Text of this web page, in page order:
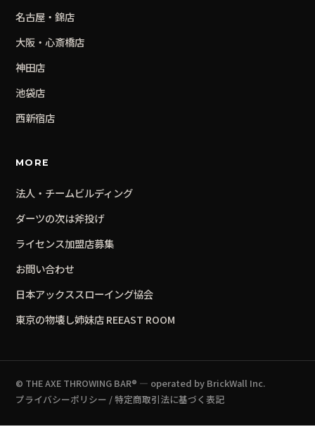
名古屋・錦店
大阪・心斎橋店
神田店
池袋店
西新宿店
MORE
法人・チームビルディング
ダーツの次は斧投げ
ライセンス加盟店募集
お問い合わせ
日本アックススローイング協会
東京の物壊し姉妹店 REEAST ROOM
© THE AXE THROWING BAR® — operated by BrickWall Inc.
プライバシーポリシー /特定商取引法に基づく表記